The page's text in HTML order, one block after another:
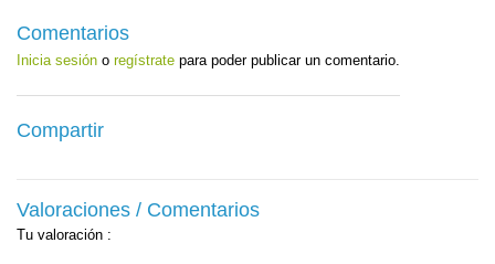
Comentarios
Inicia sesión o regístrate para poder publicar un comentario.
Compartir
Valoraciones / Comentarios
Tu valoración :